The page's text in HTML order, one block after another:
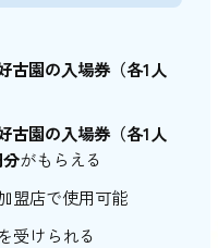
姫路の歴史に触れ
古園の入場券（各1人
古園の入場券（各1人
がもらえる
盟店で使用可能
受けられる